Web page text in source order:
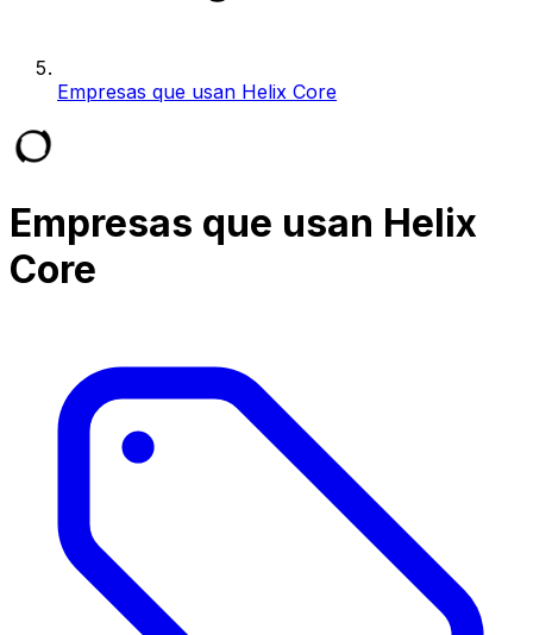
Empresas que usan Helix Core
Empresas que usan Helix
Core